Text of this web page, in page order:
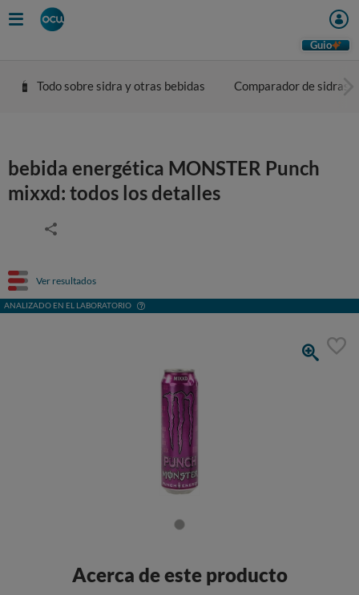
Guio
Todo sobre sidra y otras bebidas Comparador de sidras
bebida energética MONSTER Punch
mixxd: todos los detalles
Ver resultados
ANALIZADO EN EL LABORATORIO
Acerca de este producto